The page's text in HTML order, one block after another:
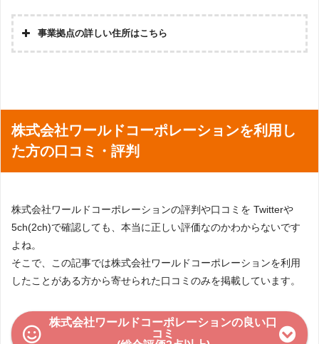
事業拠点の詳しい住所はこちら
株式会社ワールドコーポレーションを利用し
た方の口コミ・評判
株式会社ワールドコーポレーションの評判や口コミを Twitterや
5ch(2ch)で確認しても、本当に正しい評価なのかわからないです
よね。
そこで、この記事では株式会社ワールドコーポレーションを利用
したことがある方から寄せられた口コミのみを掲載しています。
株式会社ワールドコーポレーションの良い口
コミ